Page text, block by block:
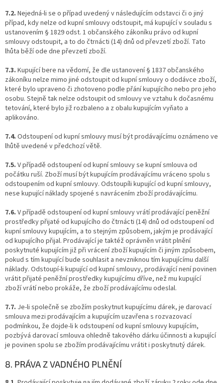
7.2. Nejedná-li se o případ uvedený v následujícím odstavci či o jiný
případ, kdy nelze od kupní smlouvy odstoupit, má kupující v souladu s
ustanovením § 1829 odst. 1 občanského zákoníku právo od kupní
smlouvy odstoupit, a to do čtrnácti (14) dnů od převzetí zboží. Tato
lhůta běží ode dne převzetí zboží.
7.3. Kupující bere na vědomí, že dle ustanovení § 1837 občanského
zákoníku nelze mimo jiné odstoupit od kupní smlouvy o dodávce zboží,
které bylo upraveno či zhotoveno podle přání kupujícího nebo pro jeho
osobu. Stejně tak nelze odstoupit od smlouvy ve vztahu k dočasnému
tetování, které bylo již rozbaleno a z obalu kupujícím vyňato a
aplikováno.
7.4. Odstoupení od kupní smlouvy musí být prodávajícímu oznámeno ve
lhůtě uvedené v předchozí větě.
7.5. V případě odstoupení od kupní smlouvy se kupní smlouva od
počátku ruší. Zboží musí být kupujícím prodávajícímu vráceno spolu s
odstoupením od kupní smlouvy. Odstoupíli kupující od kupní smlouvy,
nese kupující náklady spojené s navrácením zboží prodávajícímu.
7.6. V případě odstoupení od kupní smlouvy vrátí prodávající peněžní
prostředky přijaté od kupujícího do čtrnácti (14) dnů od odstoupení od
kupní smlouvy kupujícím, a to stejným způsobem, jakým je prodávající
od kupujícího přijal. Prodávající je taktéž oprávněn vrátit plnění
poskytnuté kupujícím již při vrácení zboží kupujícím či jiným způsobem,
pokud s tím kupující bude souhlasit a nevzniknou tím kupujícímu další
náklady. Odstoupí-li kupující od kupní smlouvy, prodávající není povinen
vrátit přijaté peněžní prostředky kupujícímu dříve, než mu kupující
zboží vrátí nebo prokáže, že zboží prodávajícímu odeslal.
7.7. Je-li společně se zbožím poskytnut kupujícímu dárek, je darovací
smlouva mezi prodávajícím a kupujícím uzavřena s rozvazovací
podmínkou, že dojde-li k odstoupení od kupní smlouvy kupujícím,
pozbývá darovací smlouva ohledně takového dárku účinnosti a kupující
je povinen spolu se zbožím prodávajícímu vrátit i poskytnutý dárek.
8. PRÁVA Z VADNÉHO PLNĚNÍ